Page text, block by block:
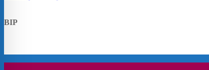
BIP